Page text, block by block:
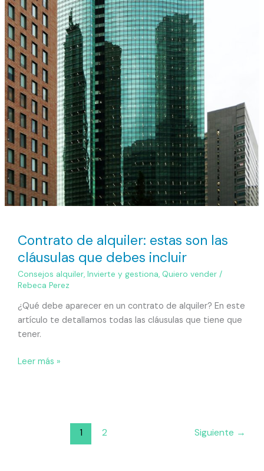
Contrato de alquiler: estas son las
cláusulas que debes incluir
Consejos alquiler, Invierte y gestiona, Quiero vender/
Rebeca Perez
¿Qué debe aparecer en un contrato de alquiler? En este
artículo te detallamos todas las cláusulas que tiene que
tener.
Leer más »
1 2 Siguiente →